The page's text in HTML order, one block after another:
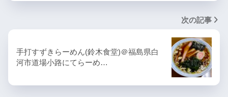
次の記事
手打すずきらーめん(鈴木食堂)＠福島県白
河市道場小路にてらーめ…